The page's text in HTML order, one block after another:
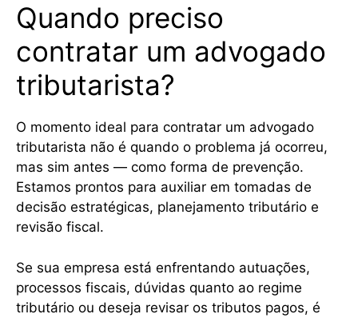
Quando preciso
contratar um advogado
tributarista?
O momento ideal para contratar um advogado
tributarista não é quando o problema já ocorreu,
mas sim antes — como forma de prevenção.
Estamos prontos para auxiliar em tomadas de
decisão estratégicas, planejamento tributário e
revisão fiscal.
Se sua empresa está enfrentando autuações,
processos fiscais, dúvidas quanto ao regime
tributário ou deseja revisar os tributos pagos, é